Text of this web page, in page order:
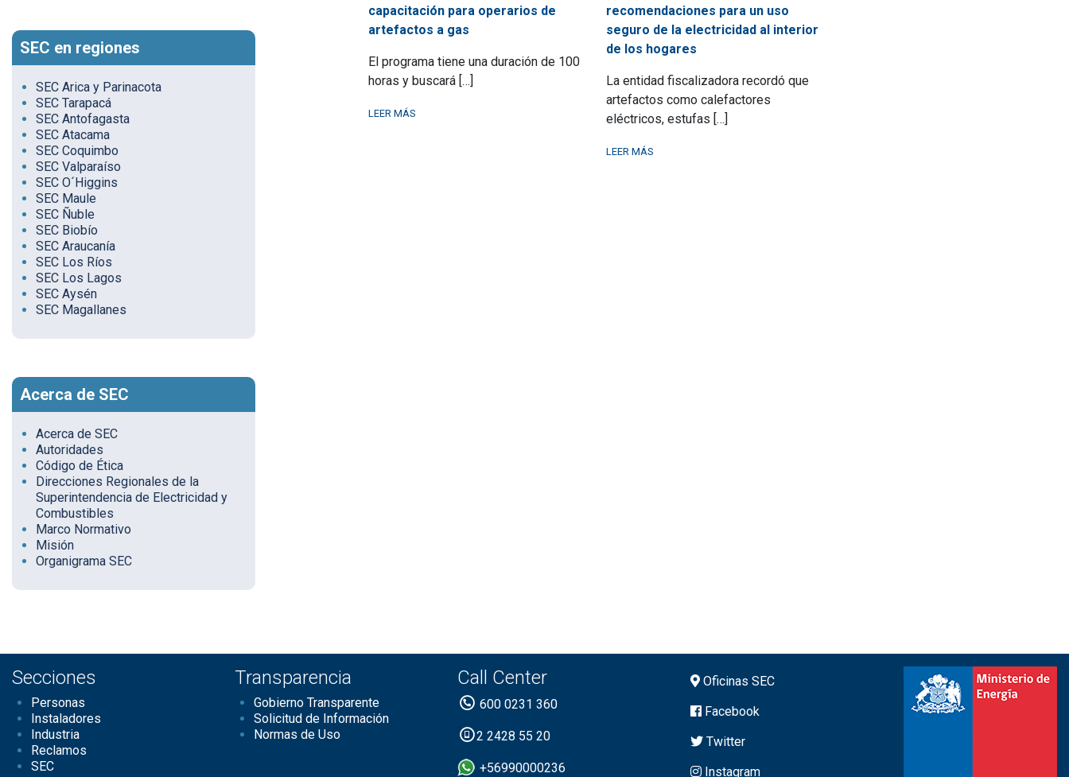
SEC en regiones
SEC Arica y Parinacota
SEC Tarapacá
SEC Antofagasta
SEC Atacama
SEC Coquimbo
SEC Valparaíso
SEC O´Higgins
SEC Maule
SEC Ñuble
SEC Biobío
SEC Araucanía
SEC Los Ríos
SEC Los Lagos
SEC Aysén
SEC Magallanes
Acerca de SEC
Acerca de SEC
Autoridades
Código de Ética
Direcciones Regionales de la
Superintendencia de Electricidad y
Combustibles
Marco Normativo
Misión
Organigrama SEC
capacitación para operarios de
artefactos a gas
El programa tiene una duración de 100
horas y buscará […]
LEER MÁS
recomendaciones para un uso
seguro de la electricidad al interior
de los hogares
La entidad fiscalizadora recordó que
artefactos como calefactores
eléctricos, estufas […]
LEER MÁS
Secciones
Personas
Instaladores
Industria
Reclamos
SEC
Transparencia
Gobierno Transparente
Solicitud de Información
Normas de Uso
Call Center
600 0231 360
2 2428 55 20
+56990000236
Oficinas SEC
Facebook
Twitter
Instagram